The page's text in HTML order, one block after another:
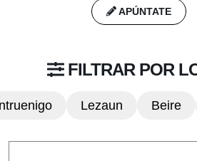
APÚNTATE
FILTRAR POR
Lezaun Beire